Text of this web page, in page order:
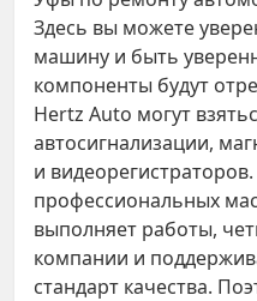
Здесь вы можете
машину и быть
компоненты будут
Hertz Auto могут
автосигнализации,
и
профессиональных
выполняет работы,
компании и
стандарт качества.